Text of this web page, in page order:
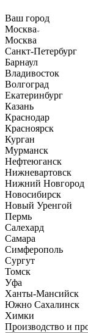
Ваш город
Москва
Москва
Санкт-Петербург
Барнаул
Владивосток
Волгоград
Екатеринбург
Казань
Краснодар
Красноярск
Курган
Мурманск
Нефтеюганск
Нижневартовск
Нижний Новгород
Новосибирск
Новый Уренгой
Пермь
Салехард
Самара
Симферополь
Сургут
Томск
Уфа
Ханты-Мансийск
Южно Сахалинск
Химки
Производство и